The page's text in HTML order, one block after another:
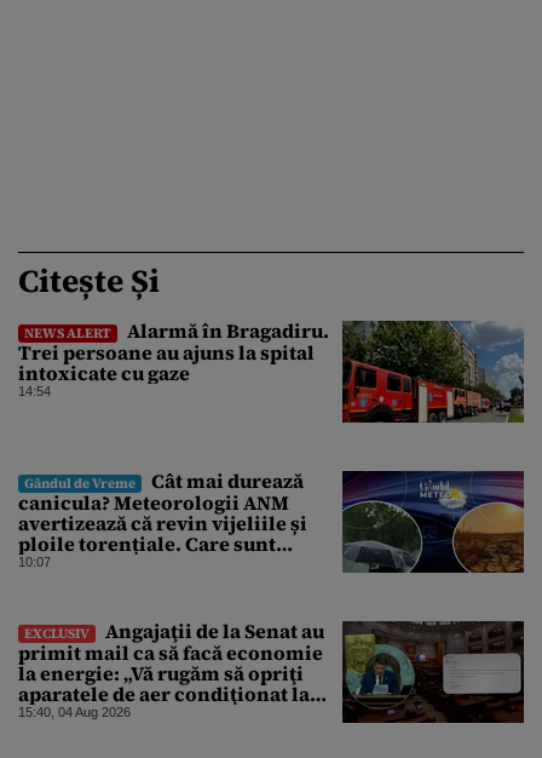
Citește Și
NEWS ALERT
Alarmă în Bragadiru.
Trei persoane au ajuns la spital
intoxicate cu gaze
14:54
Gândul de Vreme
Cât mai durează
canicula? Meteorologii ANM
avertizează că revin vijeliile și
ploile torențiale. Care sunt
zonele vizate, începând chiar de
10:07
EXCLUSIV
Angajaţii de la Senat au
primit mail ca să facă economie
la energie: „Vă rugăm să opriţi
aparatele de aer condiţionat la
sfârşitul programului”
15:40, 04 Aug 2026